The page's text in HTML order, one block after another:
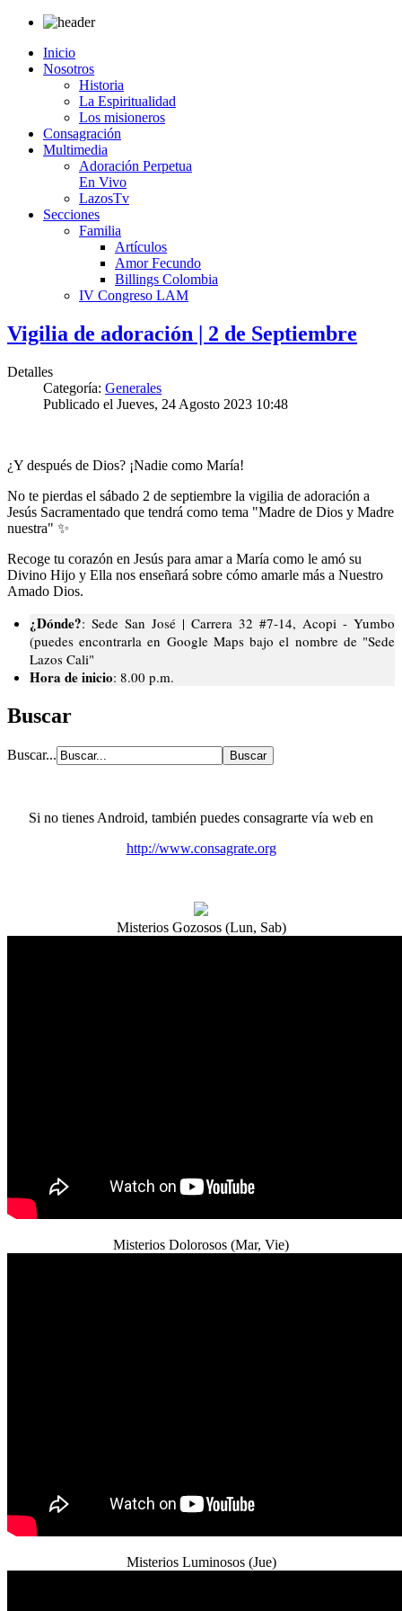
Inicio
Nosotros
Historia
La Espiritualidad
Los misioneros
Consagración
Multimedia
Adoración Perpetua
En Vivo
LazosTv
Secciones
Familia
Artículos
Amor Fecundo
Billings Colombia
IV Congreso LAM
Vigilia de adoración | 2 de Septiembre
Detalles
Categoría: Generales
Publicado el Jueves, 24 Agosto 2023 10:48
¿Y después de Dios? ¡Nadie como María!
No te pierdas el sábado 2 de septiembre la vigilia de adoración a
Jesús Sacramentado que tendrá como tema "Madre de Dios y Madre
nuestra" ✨
Recoge tu corazón en Jesús para amar a María como le amó su
Divino Hijo y Ella nos enseñará sobre cómo amarle más a Nuestro
Amado Dios.
¿Dónde?: Sede San José | Carrera 32 #7-14, Acopi - Yumbo
(puedes encontrarla en Google Maps bajo el nombre de "Sede
Lazos Cali"
Hora de inicio: 8.00 p.m.
Buscar
Buscar...
Si no tienes Android, también puedes consagrarte vía web en
http://www.consagrate.org
Misterios Gozosos (Lun, Sab)
Misterios Dolorosos (Mar, Vie)
Misterios Luminosos (Jue)